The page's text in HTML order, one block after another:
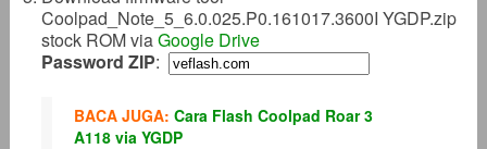
Coolpad_Note_5_6.0.025.P0.161017.3600I YGDP.zip
stock ROM viaGoogle Drive
Password ZIP:
BACA JUGA: Cara Flash Coolpad Roar 3
A118 via YGDP